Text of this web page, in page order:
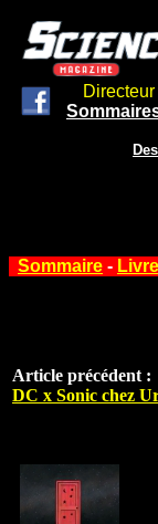
Directeur
Sommaire -
Article précédent :
DC x Sonic chez